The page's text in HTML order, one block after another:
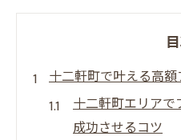
十二軒町で叶える高
十二軒町エリア
成功させるコツ